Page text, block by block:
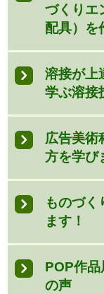
づくりエ
配具）を
溶接が上
学ぶ溶接
広告美術
方を学び
ものづく
ます！
POP作
の声